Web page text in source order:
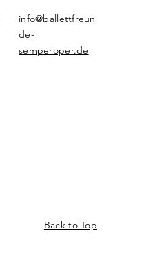
info@ballettfreun
de-
semperoper.de
Back to Top